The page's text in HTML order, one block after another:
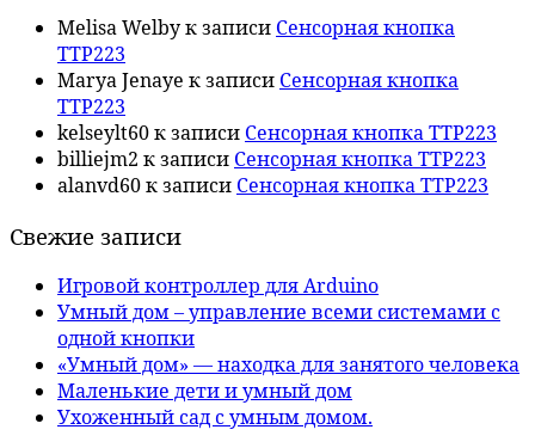
Melisa Welbyк записи Сенсорная кнопка
TTP223
Marya Jenaye к записи Сенсорная кнопка
TTP223
kelseylt60к записи Сенсорная кнопка TTP223
billiejm2 к записи Сенсорная кнопка TTP223
alanvd60к записи Сенсорная кнопка TTP223
Свежие записи
Игровой контроллер для Arduino
Умный дом – управление всеми системами с
одной кнопки
«Умный дом» — находка для занятого человека
Маленькие дети и умный дом
Ухоженный сад с умным домом.